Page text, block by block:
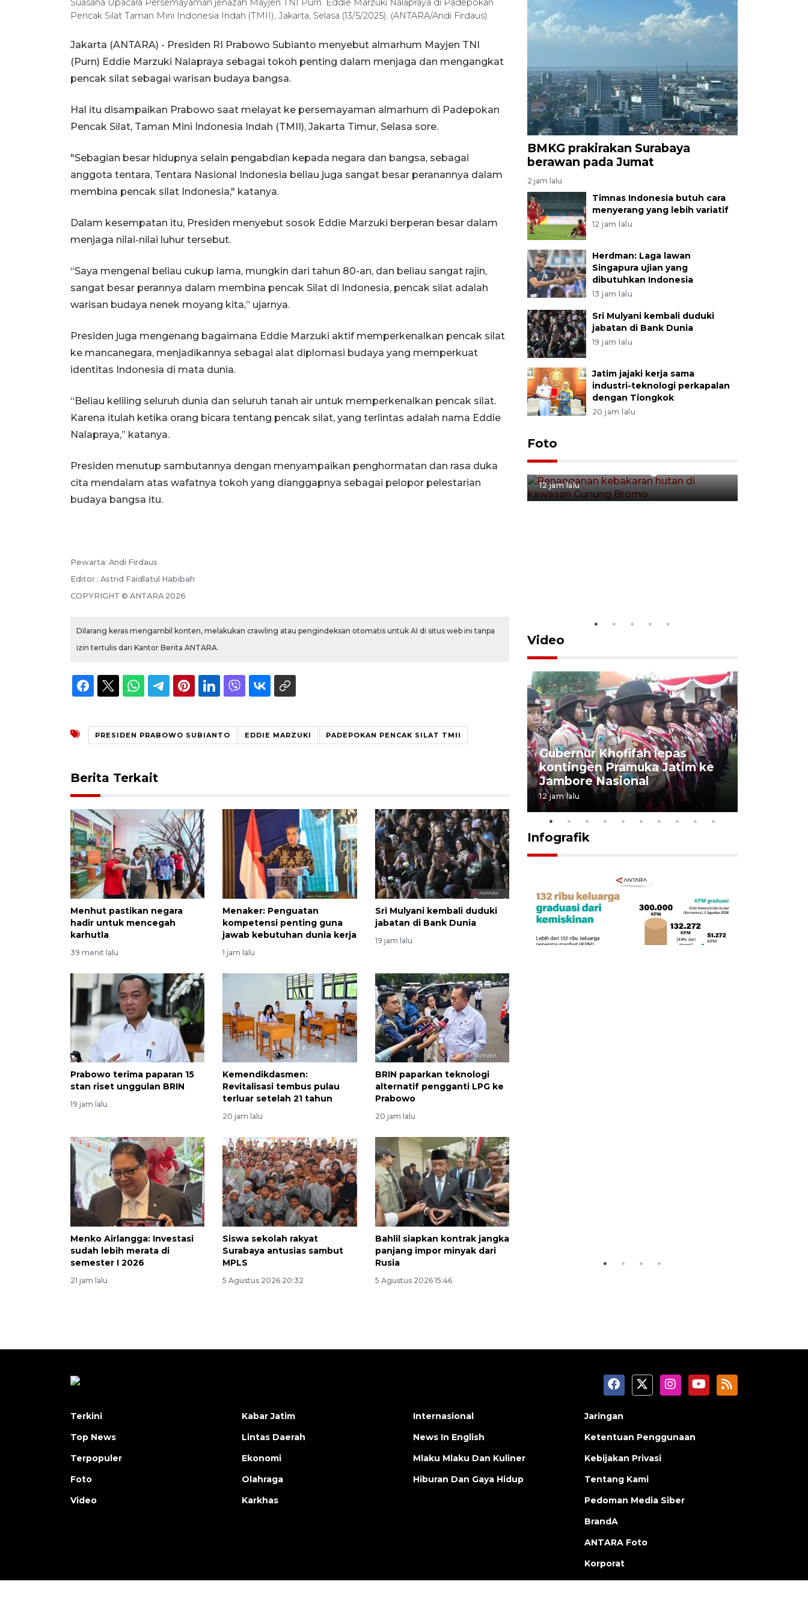
Suasana Upacara Persemayaman jenazah Mayjen TNI Purn. Eddie Marzuki Nalapraya di Padepokan
Pencak Silat Taman Mini Indonesia Indah (TMII), Jakarta, Selasa (13/5/2025). (ANTARA/Andi Firdaus)
Jakarta (ANTARA) - Presiden RI Prabowo Subianto menyebut almarhum Mayjen TNI
(Purn) Eddie Marzuki Nalapraya sebagai tokoh penting dalam menjaga dan mengangkat
pencak silat sebagai warisan budaya bangsa.
Hal itu disampaikan Prabowo saat melayat ke persemayaman almarhum di Padepokan
Pencak Silat, Taman Mini Indonesia Indah (TMII), Jakarta Timur, Selasa sore.
"Sebagian besar hidupnya selain pengabdian kepada negara dan bangsa, sebagai
anggota tentara, Tentara Nasional Indonesia beliau juga sangat besar peranannya dalam
membina pencak silat Indonesia," katanya.
Dalam kesempatan itu, Presiden menyebut sosok Eddie Marzuki berperan besar dalam
menjaga nilai-nilai luhur tersebut.
“Saya mengenal beliau cukup lama, mungkin dari tahun 80-an, dan beliau sangat rajin,
sangat besar perannya dalam membina pencak Silat di Indonesia, pencak silat adalah
warisan budaya nenek moyang kita,” ujarnya.
Presiden juga mengenang bagaimana Eddie Marzuki aktif memperkenalkan pencak silat
ke mancanegara, menjadikannya sebagai alat diplomasi budaya yang memperkuat
identitas Indonesia di mata dunia.
“Beliau keliling seluruh dunia dan seluruh tanah air untuk memperkenalkan pencak silat.
Karena itulah ketika orang bicara tentang pencak silat, yang terlintas adalah nama Eddie
Nalapraya,” katanya.
Presiden menutup sambutannya dengan menyampaikan penghormatan dan rasa duka
cita mendalam atas wafatnya tokoh yang dianggapnya sebagai pelopor pelestarian
budaya bangsa itu.
Pewarta: Andi Firdaus
Editor : Astrid Faidlatul Habibah
COPYRIGHT © ANTARA 2026
Dilarang keras mengambil konten, melakukan crawling atau pengindeksan otomatis untuk AI di situs web ini tanpa
izin tertulis dari Kantor Berita ANTARA.
PRESIDEN PRABOWO SUBIANTO EDDIE MARZUKI PADEPOKAN PENCAK SILAT TMII
Berita Terkait
Menhut pastikan negara
hadir untuk mencegah
karhutla
39 menit lalu
Menaker: Penguatan
kompetensi penting guna
jawab kebutuhan dunia kerja
1 jam lalu
Sri Mulyani kembali duduki
jabatan di Bank Dunia
19 jam lalu
Prabowo terima paparan 15
stan riset unggulan BRIN
19 jam lalu
Kemendikdasmen:
Revitalisasi tembus pulau
terluar setelah 21 tahun
20 jam lalu
BRIN paparkan teknologi
alternatif pengganti LPG ke
Prabowo
20 jam lalu
Menko Airlangga: Investasi
sudah lebih merata di
semester I 2026
21 jam lalu
Siswa sekolah rakyat
Surabaya antusias sambut
MPLS
5 Agustus 2026 20:32
Bahlil siapkan kontrak jangka
panjang impor minyak dari
Rusia
5 Agustus 2026 15:46
BMKG prakirakan Surabaya
berawan pada Jumat
2 jam lalu
Timnas Indonesia butuh cara
menyerang yang lebih variatif
12 jam lalu
Herdman: Laga lawan
Singapura ujian yang
dibutuhkan Indonesia
13 jam lalu
Sri Mulyani kembali duduki
jabatan di Bank Dunia
19 jam lalu
Jatim jajaki kerja sama
industri-teknologi perkapalan
dengan Tiongkok
20 jam lalu
Foto
5 Agustus 2026 22:18
Penanganan kebakaran hutan
12 jam lalu
Video
Gubernur Khofifah lepas
kontingen Pramuka Jatim ke
Jambore Nasional
12 jam lalu
Infografik
Vaksin HPV untuk siswa laki-
laki
2026-08-06 06:30:00
Terkini
Top News
Terpopuler
Foto
Video
Kabar Jatim
Lintas Daerah
Ekonomi
Olahraga
Karkhas
Internasional
News In English
Mlaku Mlaku Dan Kuliner
Hiburan Dan Gaya Hidup
Jaringan
Ketentuan Penggunaan
Kebijakan Privasi
Tentang Kami
Pedoman Media Siber
BrandA
ANTARA Foto
Korporat